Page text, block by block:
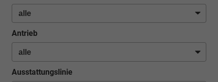
Antrieb
Ausstattungslinie